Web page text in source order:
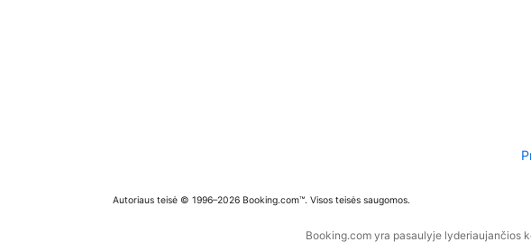
Autoriaus teisė © 1996–2026 Booking.com™. Visos teisės saugomos.
Booking.com yra pasaulyje lyderiaujančios